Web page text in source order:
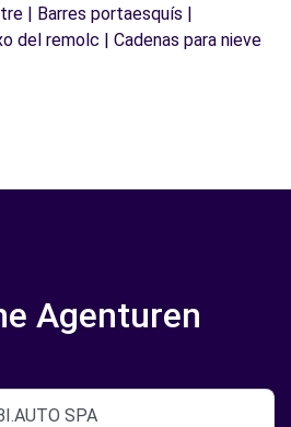
| Barres portaesquís |
del remolc | Cadenas para nieve
Agenturen
SPA